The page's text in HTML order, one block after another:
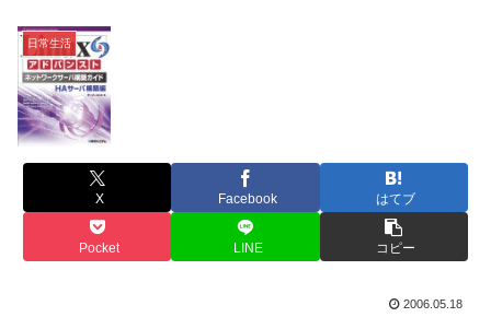
日常生活
X Facebook はてブ
Pocket LINE コピー
2006.05.18